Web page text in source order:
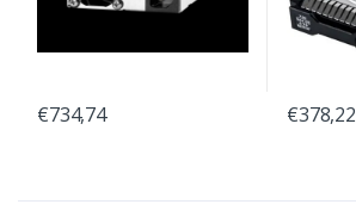
€734,74 €378,22